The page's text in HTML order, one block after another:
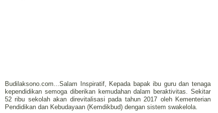
Budilaksono.com...Salam Inspiratif, Kepada bapak ibu guru dan tenaga
kependidikan semoga diberikan kemudahan dalam beraktivitas. Sekitar
52 ribu sekolah akan direvitalisasi pada tahun 2017 oleh Kementerian
Pendidikan dan Kebudayaan (Kemdikbud) dengan sistem swakelola.